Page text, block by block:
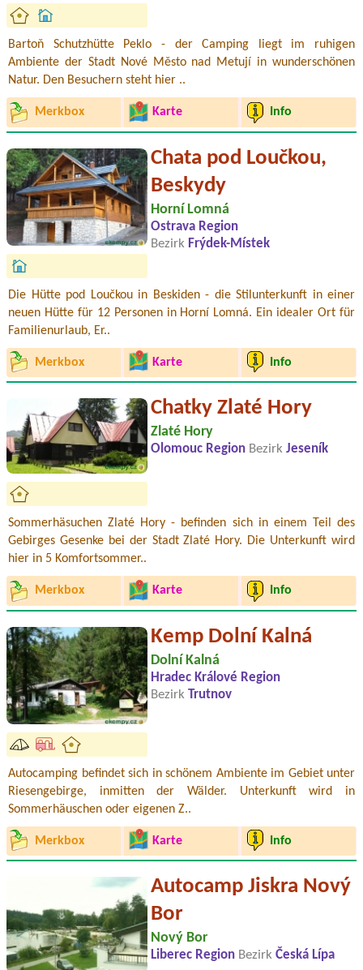
Bartoň Schutzhütte Peklo - der Camping liegt im ruhigen
Ambiente der Stadt Nové Město nad Metují in wunderschönen
Natur. Den Besuchern steht hier ..
Merkbox Karte Info
Chata pod Loučkou,
Beskydy
Horní Lomná
Ostrava Region
Bezirk Frýdek-Místek
Die Hütte pod Loučkou in Beskiden - die Stilunterkunft in einer
neuen Hütte für 12 Personen in Horní Lomná. Ein idealer Ort für
Familienurlaub, Er..
Merkbox Karte Info
Chatky Zlaté Hory
Zlaté Hory
Olomouc Region Bezirk Jeseník
Sommerhäsuchen Zlaté Hory - befinden sich in einem Teil des
Gebirges Gesenke bei der Stadt Zlaté Hory. Die Unterkunft wird
hier in 5 Komfortsommer..
Merkbox Karte Info
Kemp Dolní Kalná
Dolní Kalná
Hradec Králové Region
Bezirk
Trutnov
Autocamping befindet sich in schönem Ambiente im Gebiet unter
Riesengebirge, inmitten der Wälder. Unterkunft wird in
Sommerhäuschen oder eigenen Z..
Merkbox Karte Info
Autocamp Jiskra Nový
Bor
Nový Bor
Liberec Region Bezirk Česká Lípa